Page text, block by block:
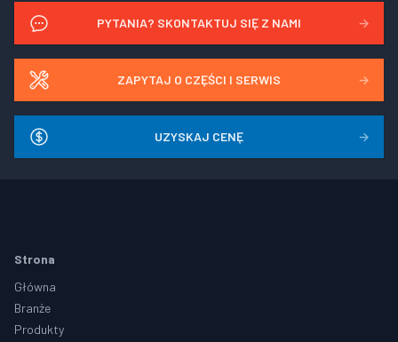
PYTANIA? SKONTAKTUJ SIĘ Z NAMI →
ZAPYTAJ O CZĘŚCI I SERWIS →
UZYSKAJ CENĘ →
Footer
Strona
Główna
Branże
Produkty